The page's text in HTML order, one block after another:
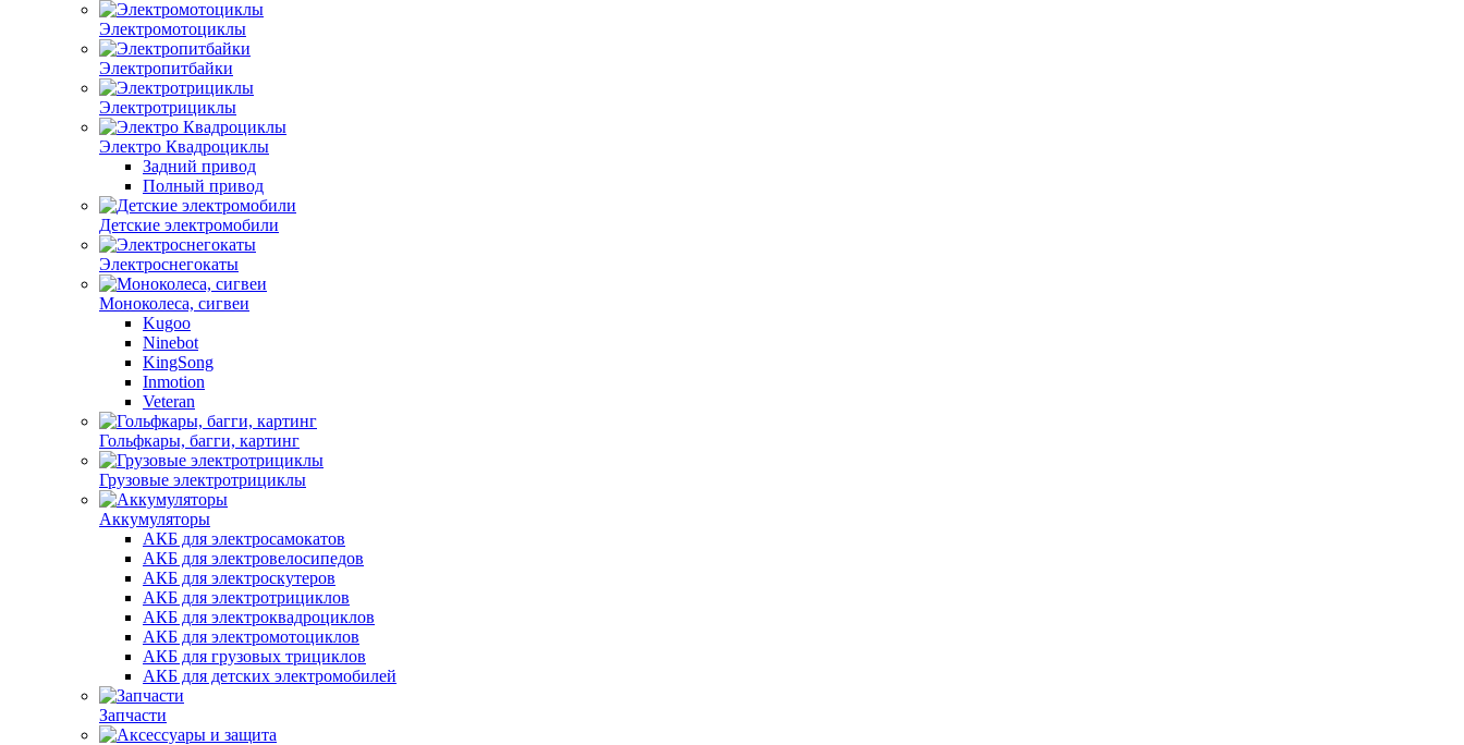
Электромотоциклы
Электропитбайки
Электротрициклы
Электро Квадроциклы
Задний привод
Полный привод
Детские электромобили
Электроснегокаты
Моноколеса, сигвеи
Kugoo
Ninebot
KingSong
Inmotion
Veteran
Гольфкары, багги, картинг
Грузовые электротрициклы
Аккумуляторы
АКБ для электросамокатов
АКБ для электровелосипедов
АКБ для электроскутеров
АКБ для электротрициклов
АКБ для электроквадроциклов
АКБ для электромотоциклов
АКБ для грузовых трициклов
АКБ для детских электромобилей
Запчасти